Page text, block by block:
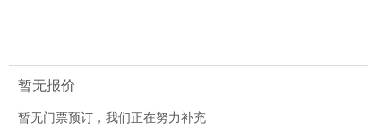
暂无报价
暂无门票预订，我们正在努力补充